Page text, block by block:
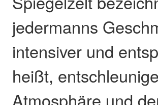
jedermanns
intensiver und
heißt,
Atmosphäre und